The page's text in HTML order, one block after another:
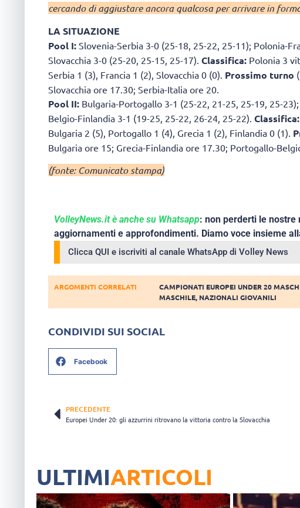
cercando di aggiustare ancora qualcosa per arrivare in
LA SITUAZIONE
Pool I: Slovenia-Serbia 3-0 (25-18, 25-22, 25-11); Polonia-
Slovacchia 3-0 (25-20, 25-15, 25-17). Classifica: Polonia 3
Serbia 1 (3), Francia 1 (2), Slovacchia 0 (0). Prossimo turno
Slovacchia ore 17.30; Serbia-Italia ore 20.
Pool II: Bulgaria-Portogallo 3-1 (25-22, 21-25, 25-19, 25-
Belgio-Finlandia 3-1 (19-25, 25-22, 26-24, 25-22). Classifica:
Bulgaria 2 (5), Portogallo 1 (4), Grecia 1 (2), Finlandia 0 (1).
Bulgaria ore 15; Grecia-Finlandia ore 17.30; Portogallo-
(fonte: Comunicato stampa)
VolleyNews.it è anche su Whatsapp: non perderti le nostre
aggiornamenti e approfondimenti. Diamo voce insieme
Clicca QUI e iscriviti al canale WhatsApp di Volley News
ARGOMENTI CORRELATI CAMPIONATI EUROPEI UNDER 20
MASCHILE, NAZIONALI GIOVANILI
CONDIVIDI SUI SOCIAL
Facebook
PRECEDENTE
Europei Under 20: gli azzurrini ritrovano la vittoria contro la Slovacchia
ULTIMIARTICOLI